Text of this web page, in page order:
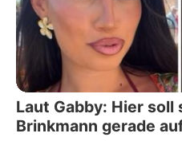
Laut Gabby: Hier soll
Brinkmann gerade